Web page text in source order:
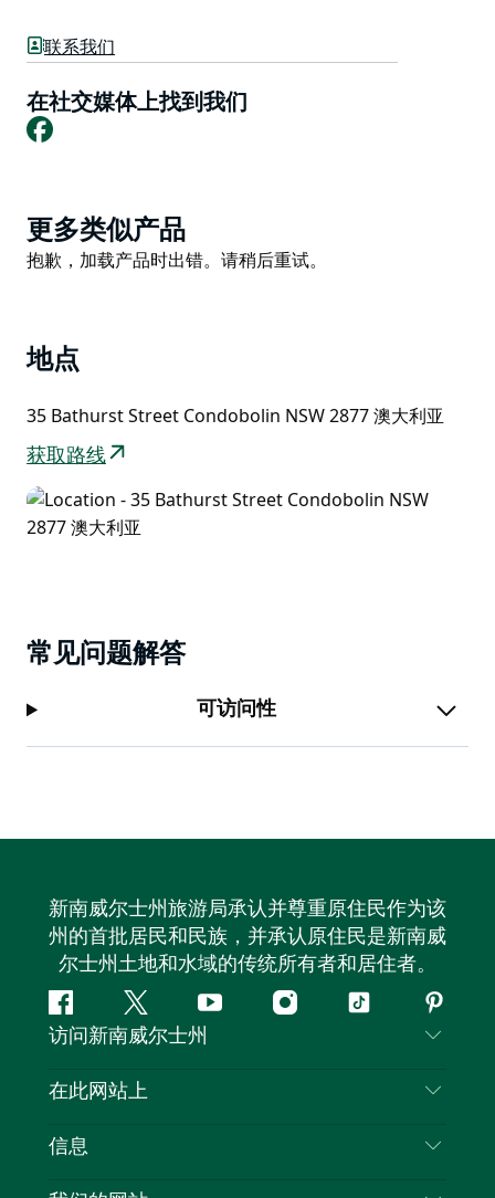
历史爱好者和那些希望了解更多美丽地区的人来说，这里
是完美的去处。
联系我们
在社交媒体上找到我们
Facebook
Product
List
更多类似产品
Product
抱歉，加载产品时出错。请稍后重试。
地点
35 Bathurst Street Condobolin NSW 2877 澳大利亚
获取路线
常见问题解答
可访问性
新南威尔士州旅游局承认并尊重原住民作为该
州的首批居民和民族，并承认原住民是新南威
尔士州土地和水域的传统所有者和居住者。
Facebook叽
叽
喳
YouTubeInstagram
抖
访问新南威尔士州
联系我们
隐私
在此网站上
目的地
信息
旅行信息